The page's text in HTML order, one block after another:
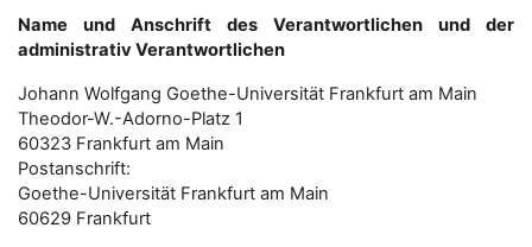
Name und Anschrift des Verantwortlichen und der
administrativ Verantwortlichen
Johann Wolfgang Goethe-Universität Frankfurt am Main
Theodor-W.-Adorno-Platz 1
60323 Frankfurt am Main
Postanschrift:
Goethe-Universität Frankfurt am Main
60629 Frankfurt